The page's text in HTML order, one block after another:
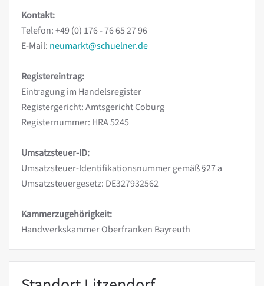
Kontakt:
Telefon: +49 (0) 176 - 76 65 27 96
E-Mail: neumarkt@schuelner.de
Registereintrag:
Eintragung im Handelsregister
Registergericht: Amtsgericht Coburg
Registernummer: HRA 5245
Umsatzsteuer-ID:
Umsatzsteuer-Identifikationsnummer gemäß §27 a
Umsatzsteuergesetz: DE327932562
Kammerzugehörigkeit:
Handwerkskammer Oberfranken Bayreuth